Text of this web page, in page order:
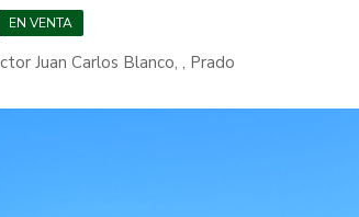
EN VENTA
Juan Carlos Blanco, , Prado